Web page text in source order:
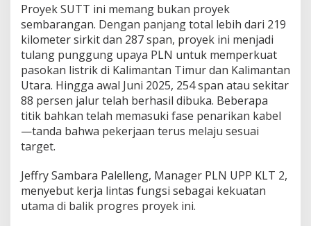
Proyek SUTT ini memang bukan proyek
sembarangan. Dengan panjang total lebih dari 219
kilometer sirkit dan 287 span, proyek ini menjadi
tulang punggung upaya PLN untuk memperkuat
pasokan listrik di Kalimantan Timur dan Kalimantan
Utara. Hingga awal Juni 2025, 254 span atau sekitar
88 persen jalur telah berhasil dibuka. Beberapa
titik bahkan telah memasuki fase penarikan kabel
—tanda bahwa pekerjaan terus melaju sesuai
target.
Jeffry Sambara Palelleng, Manager PLN UPP KLT 2,
menyebut kerja lintas fungsi sebagai kekuatan
utama di balik progres proyek ini.